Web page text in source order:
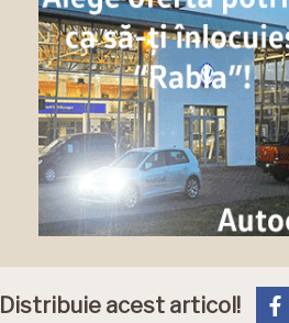
Distribuie acest articol!